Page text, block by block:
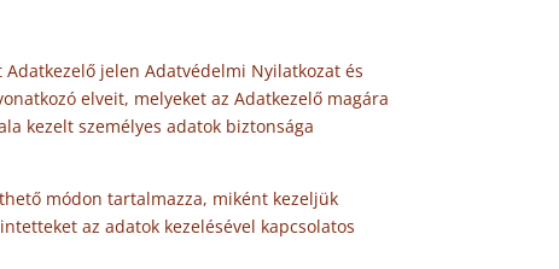
jelen Adatvédelmi Nyilatkozat és
elveit, melyeket az Adatkezelő magára
kezelt személyes adatok biztonsága
módon tartalmazza, miként kezeljük
az adatok kezelésével kapcsolatos